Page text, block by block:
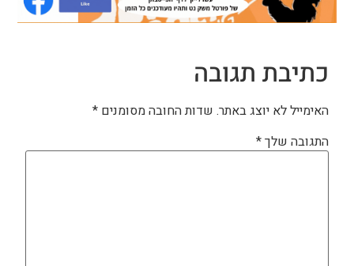
כתיבת תגובה
האימייל לא יוצג באתר. שדות החובה מסומנים *
התגובה שלך*